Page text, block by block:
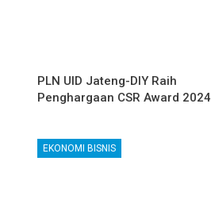
PLN UID Jateng-DIY Raih
Penghargaan CSR Award 2024
EKONOMI BISNIS